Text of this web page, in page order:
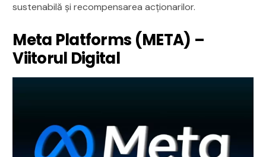
sustenabilă și recompensarea acționarilor.
Meta Platforms (META) –
Viitorul Digital